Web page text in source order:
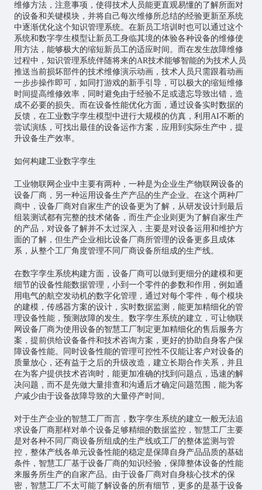
维修方法，注意事项，使得技术人员能更直观易懂的了解所面对
的设备和关键模块，并将自己每次维修所总结的经验更新至系统
中逐渐优化这个知识管理系统。在新员工培训时也可以通过这个
系统和数字孪生模型让新员工身临其境的体验各种设备的维修使
用方法，能够极大的缩短新员工的适应时间。而在发生故障维修
过程中，知识管理系统伴随将来的AR技术能够智能的为技术人员
推送当前损坏部件的技术维修演示动画，技术人员只需跟着动画
一步步操作即可，如同打游戏的新手引导，可以极大的缩短维修
时间提高维修效率，同时避免由于经验不足或遗忘导致出错，造
成不必要的损失。而在设备性能优化方面，通过设备实时数据的
反馈，在工业数字孪生模型中进行大规模的仿真，利用AI不断的
尝试演练，可找出最佳的设备运作方案，应用到实际生产中，提
升设备生产效率。
如何构建工业数字孪生
工业物联网企业中主要有两种，一种是为企业生产物联网设备的
设备厂商，另一种运用设备生产产品的生产企业。在这个两种厂
商中，设备厂商对自家生产的设备更为了解，从研发设计到最后
组装测试都有完整的技术储备，而生产企业则更为了解自家生产
的产品，对设备了解并不太过深入，主要是对设备运用和维护方
面的了解，但生产企业相比设备厂商所管理的设备更多且成体
系，从整个工厂角度管理不同厂商设备所组成的生产线。
在数字孪生系统构建方面，设备厂商可以做到更细分的建模和更
细节的设备性能数据管理，小到一个零件的参数和作用，例如通
用电气的航空发动机的数字化管理，通过对每个零件，每个模块
的建模，传感器方案的设计，实时数据监测，能更加精细化的管
理设备性能，预测故障的发生。数字孪生系统的建立，可让物联
网设备厂商为使用设备的智慧工厂制定更加精细化的售后服务方
案，提前供给设备备件和技术咨询方案，更好的协助自身客户保
障设备性能。同时设备性能的管理可控性不仅能让客户对设备的
质量放心，还有益于之后的升级改造，建立长期合作关系，并且
在为客户提供技术咨询时，能更加准确的找到问题点，迅速的解
决问题，而不是先做大量排查和沟通后才确定问题范围，能为客
户减少由于设备故障导致的大量停产时间。
对于生产企业的智慧工厂而言，数字孪生系统的建立一般无法追
求设备厂商那样对单个设备足够精细的数据监控，智慧工厂主要
是对各种不同厂商设备所组成的生产线或工厂的整体监测与管
控，整体产线各单元设备性能的稳定是保障自身产品品质的基础
条件，智慧工厂基于设备厂商的知识经验，保障整体设备的性能
来服务所生产的自家产品。由于设备厂商对自身核心技术的保
密，智慧工厂不太可能了解设备的所有细节，更多的是基于设备